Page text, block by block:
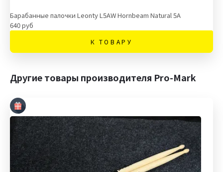
Барабанные палочки Leonty L5AW Hornbeam Natural 5A
640 руб
К ТОВАРУ
Другие товары производителя Pro-Mark